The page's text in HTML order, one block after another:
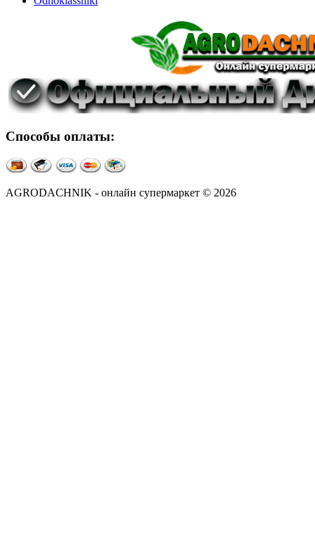
Способы оплаты:
AGRODACHNIK - онлайн супермаркет © 2026